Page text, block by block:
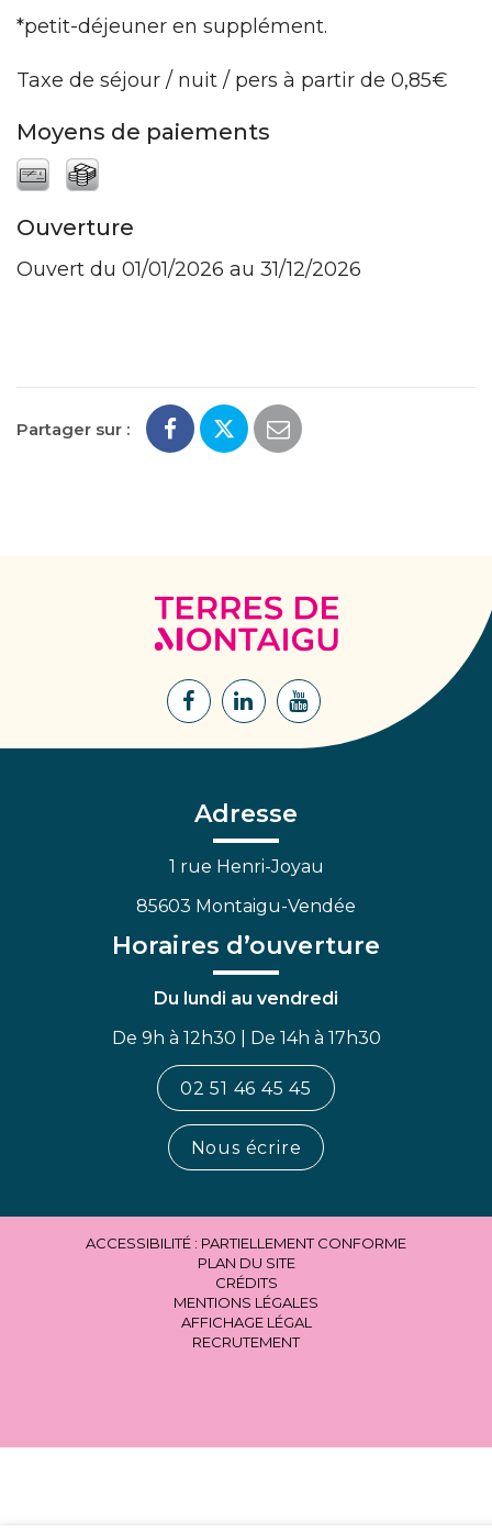
*petit-déjeuner en supplément.
Taxe de séjour / nuit / pers à partir de 0,85€
Moyens de paiements
Ouverture
Ouvert du 01/01/2026 au 31/12/2026
Partager sur :
Terres
de
Lien
Facebook
Lien
Lien
Adresse
1 rue Henri-Joyau
85603 Montaigu-Vendée
Horaires d’ouverture
Du lundi au vendredi
De 9h à 12h30 | De 14h à 17h30
02 51 46 45 45
Nous écrire
ACCESSIBILITÉ : PARTIELLEMENT CONFORME
PLAN DU SITE
CRÉDITS
MENTIONS LÉGALES
AFFICHAGE LÉGAL
RECRUTEMENT